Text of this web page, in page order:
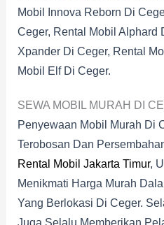
Mobil Innova Reborn Di
Ceger, Rental Mobil Alphard
Xpander Di Ceger, Rental
Mobil Elf Di Ceger.
SEWA MOBIL MURAH DI
Penyewaan Mobil Murah Di
Terobosan Dan
Rental Mobil Jakarta Timur,
Menikmati Harga Murah
Yang Berlokasi Di Ceger.